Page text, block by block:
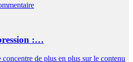
:…
de plus en plus sur le contenu